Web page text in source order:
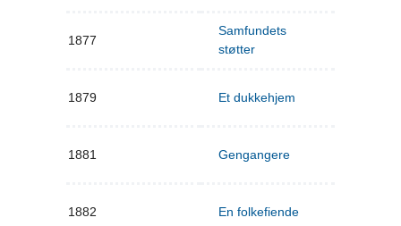
1877
Samfundets
støtter
1879 Et dukkehjem
1881 Gengangere
1882 En folkefiende